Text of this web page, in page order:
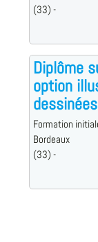
(33) -
Diplôme
option
dessinées
Formation
Bordeaux
(33) -